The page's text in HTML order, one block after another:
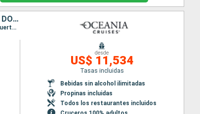
REPÚBLICA DOMINICANA, ARUBA, COLOMBIA, COSTA RICA, PANAMÁ, GRENADA, DOMINICA, SAN VINCENT Y LAS GRANADINAS, ESTADOS UNIDOS
Itinerario : Miami, Puerto Plata, Kralendjik (Bonaire), Willemstad(Curaçao), Aruba, Cartagena de Indias, Puerto Limon, Panama city, Aruba, Grenada, Roseau, Basse-Terre (Guadalupe), Bequia, Miami
desde
US$ 11,534
Tasas incluidas
Bebidas sin alcohol ilimitadas
Propinas incluidas
Todos los restaurantes incluidos